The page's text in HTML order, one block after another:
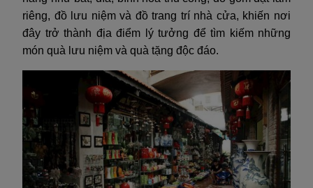
riêng, đồ lưu niệm và đồ trang trí nhà cửa, khiến nơi
đây trở thành địa điểm lý tưởng để tìm kiếm những
món quà lưu niệm và quà tặng độc đáo.